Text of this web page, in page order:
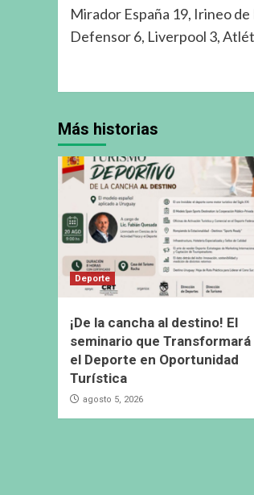
Mirador España 19, Irineo de
Defensor 6, Liverpool 3,
Más historias
Deporte
¡De la cancha al destino! El
seminario que Transformará
el Deporte en Oportunidad
Turística
agosto 5, 2026